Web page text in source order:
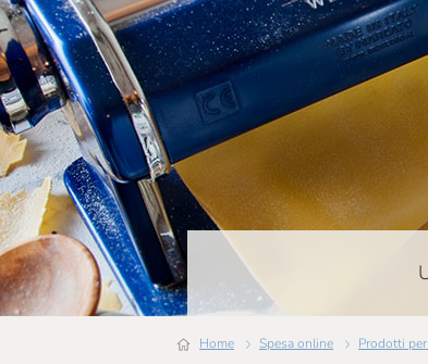
Home Spesa online Prodotti